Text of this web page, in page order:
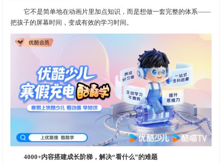
它不是简单地在动画片里加点知识，而是想做一套完整的体系——
把孩子的屏幕时间，变成有效的学习时间。
4000+内容搭建成长阶梯，解决“看什么”的难题